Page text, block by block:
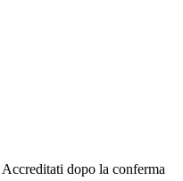
Accreditati dopo la conferma